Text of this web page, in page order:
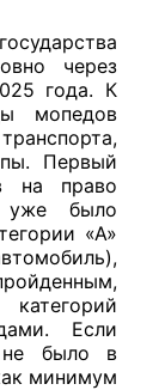
через
года. К
мопедов
Первый
на право
уже было
«А»
Если
не было в
минимум